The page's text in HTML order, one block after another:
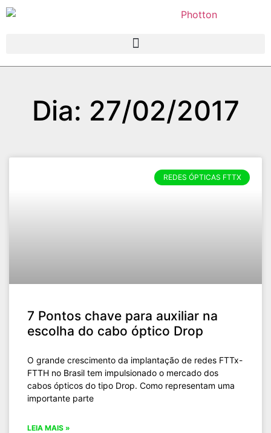
Dia: 27/02/2017
REDES ÓPTICAS FTTX
7 Pontos chave para auxiliar na
escolha do cabo óptico Drop
O grande crescimento da implantação de redes FTTx-
FTTH no Brasil tem impulsionado o mercado dos
cabos ópticos do tipo Drop. Como representam uma
importante parte
LEIA MAIS »